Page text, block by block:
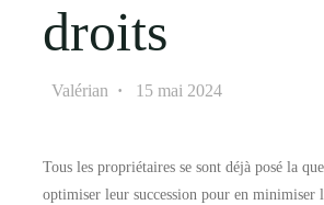
droits
Valérian 15 mai 2024
Tous les propriétaires se sont déjà posé la
optimiser leur succession pour en minimiser